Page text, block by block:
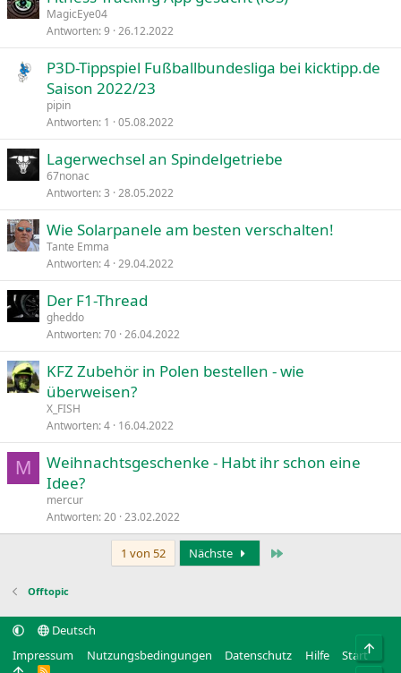
MagicEye04
Antworten 9 26.12.2022
P3D-Tippspiel Fußballbundesliga bei kicktipp.de
Saison 2022/23
pipin
Antworten 1 05.08.2022
Lagerwechsel an Spindelgetriebe
67nonac
Antworten 3 28.05.2022
Wie Solarpanele am besten verschalten!
Tante Emma
Antworten 4 29.04.2022
Der F1-Thread
gheddo
Antworten 70 26.04.2022
KFZ Zubehör in Polen bestellen - wie
überweisen?
X_FISH
Antworten 4 16.04.2022
M
Weihnachtsgeschenke - Habt ihr schon eine
Idee?
mercur
Antworten 20 23.02.2022
1 von 52 Nächste
Offtopic
Deutsch
Impressum
Nutzungsbedingungen Datenschutz Hilfe Start
R